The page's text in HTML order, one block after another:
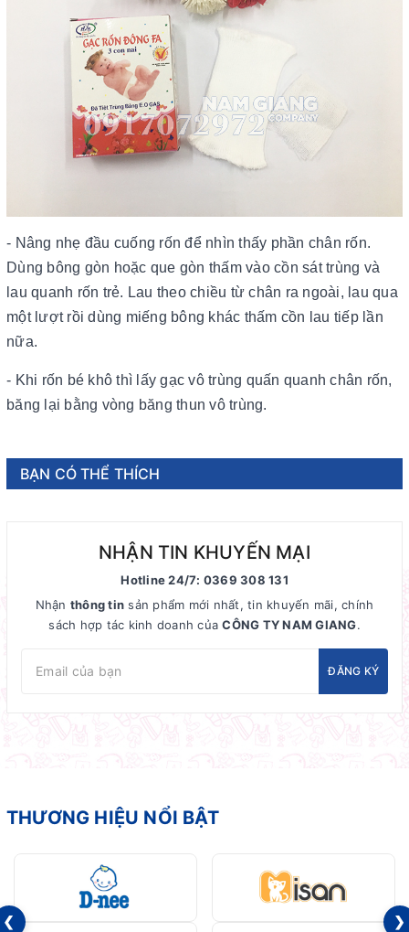
- Nâng nhẹ đầu cuống rốn để nhìn thấy phần chân rốn.
Dùng bông gòn hoặc que gòn thấm vào cồn sát trùng và
lau quanh rốn trẻ. Lau theo chiều từ chân ra ngoài, lau qua
một lượt rồi dùng miếng bông khác thấm cồn lau tiếp lần
nữa.
- Khi rốn bé khô thì lấy gạc vô trùng quấn quanh chân rốn,
băng lại bằng vòng băng thun vô trùng.
BẠN CÓ THỂ THÍCH
NHẬN TIN KHUYẾN MẠI
Hotline 24/7: 0369 308 131
Nhận thông tin sản phẩm mới nhất, tin khuyến mãi, chính
sách hợp tác kinh doanh củaCÔNG TY NAM GIANG.
ĐĂNG KÝ
THƯƠNG HIỆU NỔI BẬT
❮ ❯